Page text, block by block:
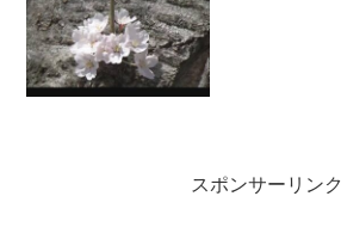
スポンサーリンク